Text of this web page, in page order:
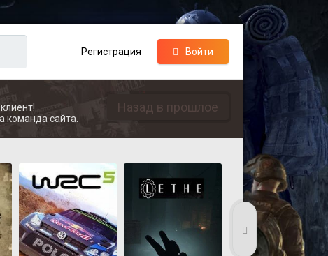
Регистрация Войти
Назад в прошлое
команда сайта.